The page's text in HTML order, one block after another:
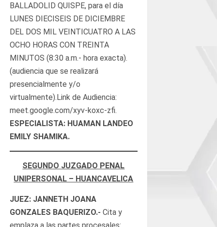
BALLADOLID QUISPE, para el día
LUNES DIECISEIS DE DICIEMBRE
DEL DOS MIL VEINTICUATRO A LAS
OCHO HORAS CON TREINTA
MINUTOS (8:30 a.m.- hora exacta).
(audiencia que se realizará
presencialmente y/o
virtualmente).Link de Audiencia:
meet.google.com/xyv-koxc-zfi.
ESPECIALISTA: HUAMAN LANDEO
EMILY SHAMIKA.
SEGUNDO JUZGADO PENAL
UNIPERSONAL – HUANCAVELICA
JUEZ: JANNETH JOANA
GONZALES BAQUERIZO.- Cita y
emplaza a las partes procesales: